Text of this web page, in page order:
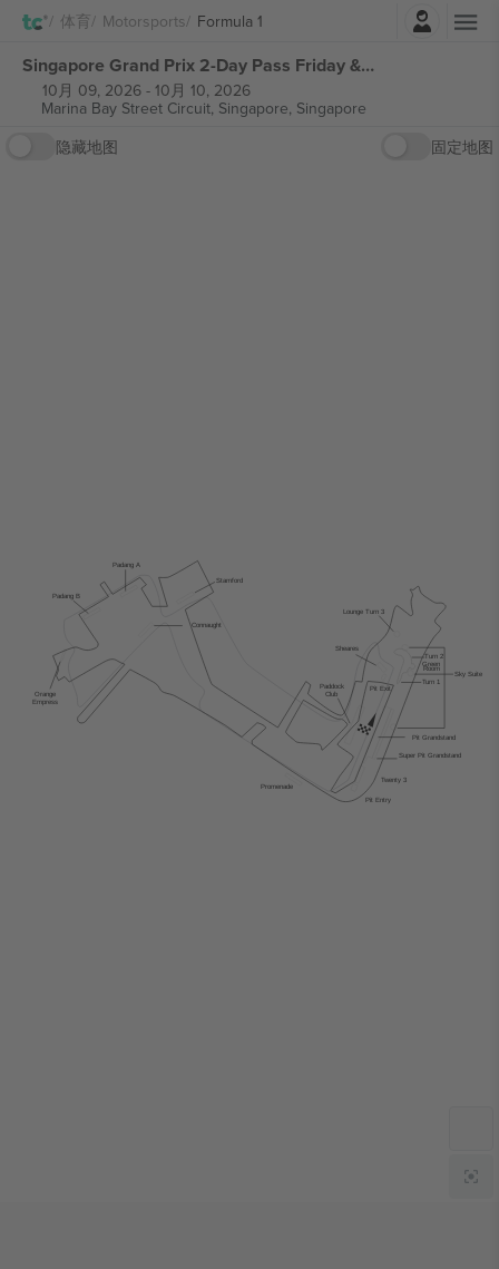
体育 Motorsports Formula 1
Singapore Grand Prix 2-Day Pass Friday & Saturday Ticket Formula 1 张门票
10月 09, 2026- 10月 10, 2026
Marina Bay Street Circuit, Singapore, Singapore
隐藏地图
固定地图
Stamford
Connaught
Padang A
Padang B
Orange
Empress
Green
Room
Promenade
Super Pit Grandstand
Twenty 3
Turn 1
Turn 2
Pit Entry
Sheares
Lounge Turn 3
Pit Grandstand
Paddock
Club
Sky Suite
Pit Exit